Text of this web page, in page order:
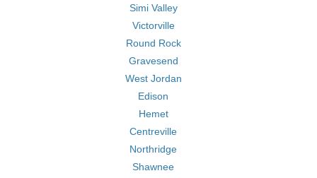
Simi Valley
Victorville
Round Rock
Gravesend
West Jordan
Edison
Hemet
Centreville
Northridge
Shawnee